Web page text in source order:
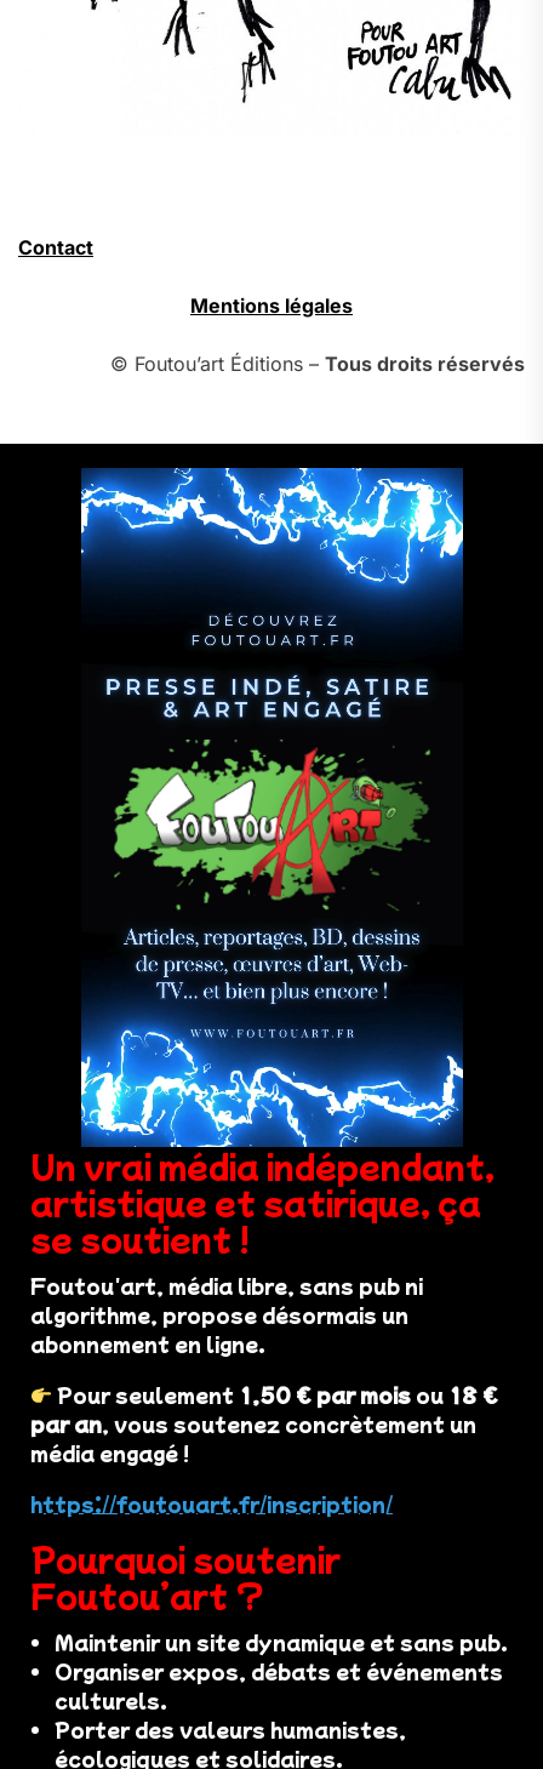
Contact
Mentions légales
© Foutou’art Éditions – Tous droits réservés
Un vrai média indépendant,
artistique et satirique, ça
se soutient !
Foutou'art, média libre, sans pub ni
algorithme, propose désormais un
abonnement en ligne.
Pour seulement 1,50 € par mois ou 18 €
par an, vous soutenez concrètement un
média engagé !
https://foutouart.fr/inscription/
Pourquoi soutenir
Foutou’art ?
Maintenir un site dynamique et sans pub.
Organiser expos, débats et événements
culturels.
Porter des valeurs humanistes,
écologiques et solidaires.